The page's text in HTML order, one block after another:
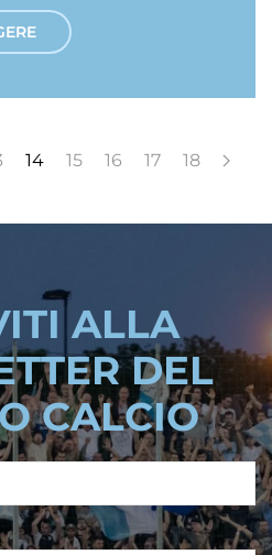
14 15 16 17 18
ALLA
DEL
CALCIO